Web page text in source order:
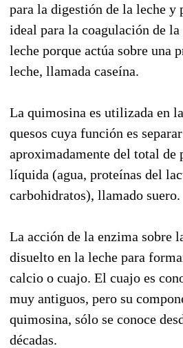
para la digestión de la leche y
ideal para la coagulación de
leche porque actúa sobre una
leche, llamada caseína.
La quimosina es utilizada en
quesos cuya función es
aproximadamente del total de
líquida (agua, proteínas del
carbohidratos), llamado suero.
La acción de la enzima sobre
disuelto en la leche para
calcio o cuajo. El cuajo es
muy antiguos, pero su
quimosina, sólo se conoce
décadas.